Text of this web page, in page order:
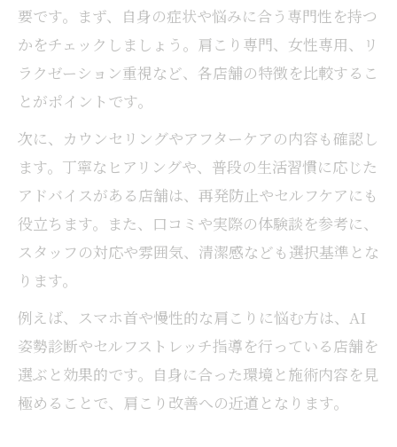
要です。まず、自身の症状や悩みに合う専門性を持つ
かをチェックしましょう。肩こり専門、女性専用、リ
ラクゼーション重視など、各店舗の特徴を比較するこ
とがポイントです。
次に、カウンセリングやアフターケアの内容も確認し
ます。丁寧なヒアリングや、普段の生活習慣に応じた
アドバイスがある店舗は、再発防止やセルフケアにも
役立ちます。また、口コミや実際の体験談を参考に、
スタッフの対応や雰囲気、清潔感なども選択基準とな
ります。
例えば、スマホ首や慢性的な肩こりに悩む方は、AI
姿勢診断やセルフストレッチ指導を行っている店舗を
選ぶと効果的です。自身に合った環境と施術内容を見
極めることで、肩こり改善への近道となります。